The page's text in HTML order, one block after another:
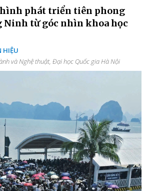
phát triển tiên phong
Ninh từ góc nhìn khoa học
HIỆU
và Nghệ thuật, Đại học Quốc gia Hà Nội